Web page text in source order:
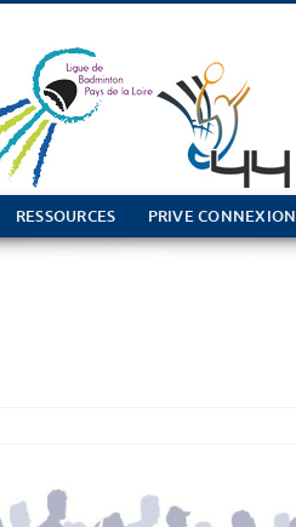
RESSOURCES PRIVE CONNEXION